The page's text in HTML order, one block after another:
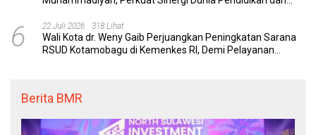
6 22 Juli 2026 318 Lihat
Wali Kota dr. Weny Gaib Perjuangkan Peningkatan Sarana
RSUD Kotamobagu di Kemenkes RI, Demi Pelayanan
Berita BMR